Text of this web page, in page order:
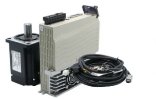
Kompletní AC servo sada 400 W obsahuje
servo driver T3D, 400W AC servo motor a
propojovací kabely (enkodér + motor).
Vše je předem...
Dostupnost:
Na dotaz
Kód:
2450/3M
Značka:
CNCdrive Kft.